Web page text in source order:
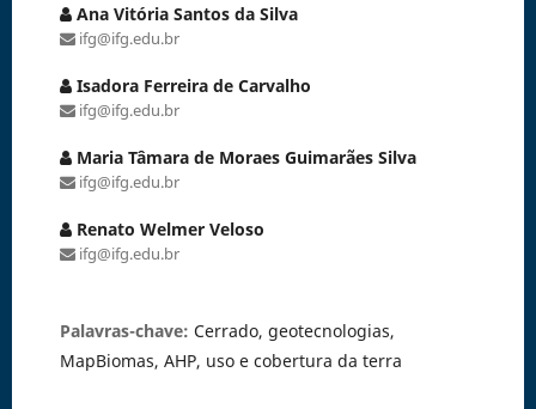
Ana Vitória Santos da Silva
ifg@ifg.edu.br
Isadora Ferreira de Carvalho
ifg@ifg.edu.br
Maria Tâmara de Moraes Guimarães Silva
ifg@ifg.edu.br
Renato Welmer Veloso
ifg@ifg.edu.br
Palavras-chave: Cerrado, geotecnologias,
MapBiomas, AHP, uso e cobertura da terra